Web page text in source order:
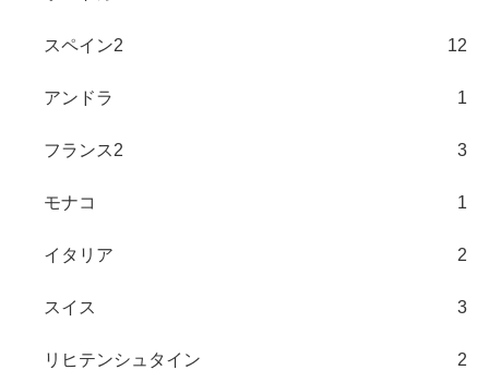
スペイン2 12
アンドラ 1
フランス2 3
モナコ 1
イタリア 2
スイス 3
リヒテンシュタイン 2